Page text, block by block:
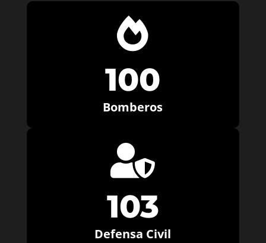

100
Bomberos

103
Defensa Civil